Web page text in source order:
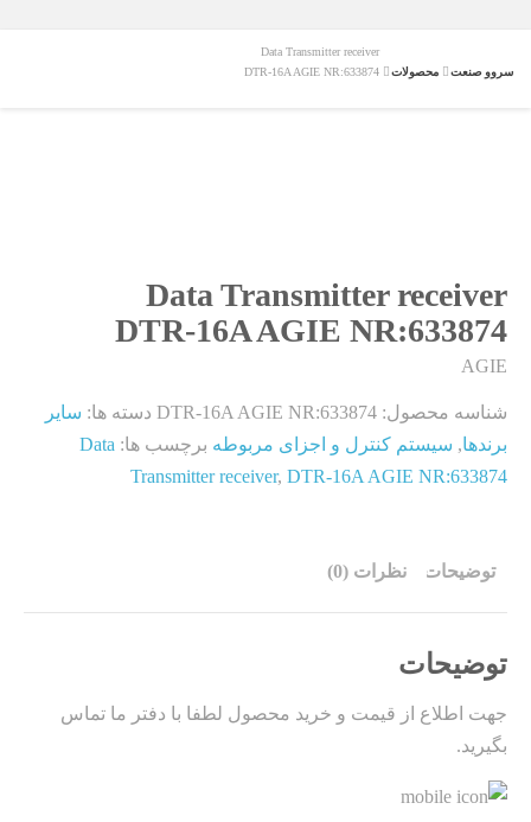
سروو صنعت محصولات
Data Transmitter receiver
DTR-16A AGIE NR:633874
Data Transmitter receiver
DTR-16A AGIE NR:633874
AGIE
شناسه محصول: DTR-16A AGIE NR:633874 دسته ها: سایر
برندها, سیستم کنترل و اجزای مربوطه برچسب ها: Data
Transmitter receiver, DTR-16A AGIE NR:633874
توضیحات نظرات (0)
توضیحات
جهت اطلاع از قیمت و خرید محصول لطفا با دفتر ما تماس
بگیرید.